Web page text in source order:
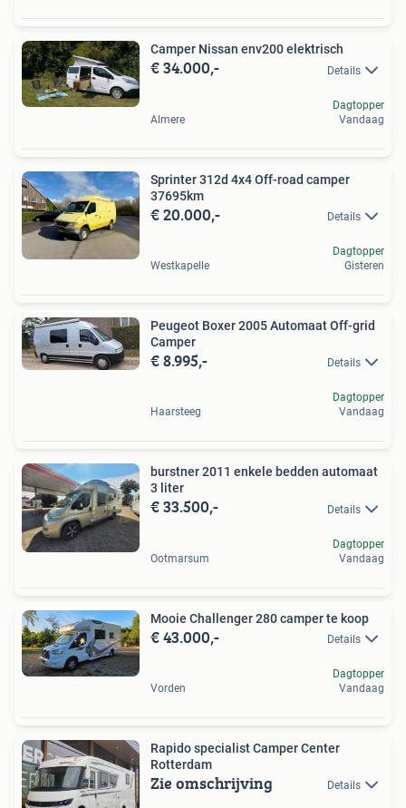
Camper Nissan env200 elektrisch
€ 34.000,- Details
Almere
Dagtopper
Vandaag
Sprinter 312d 4x4 Off-road camper
37695km
€ 20.000,- Details
Westkapelle
Dagtopper
Gisteren
Peugeot Boxer 2005 Automaat Off-grid
Camper
€ 8.995,- Details
Haarsteeg
Dagtopper
Vandaag
burstner 2011 enkele bedden automaat
3 liter
€ 33.500,- Details
Ootmarsum
Dagtopper
Vandaag
Mooie Challenger 280 camper te koop
€ 43.000,- Details
Vorden
Dagtopper
Vandaag
Rapido specialist Camper Center
Rotterdam
Zie omschrijving Details